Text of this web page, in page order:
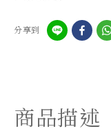
分享到
商品描述